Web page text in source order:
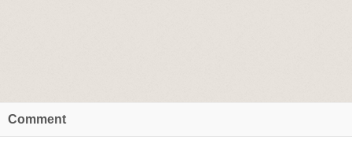
Comment